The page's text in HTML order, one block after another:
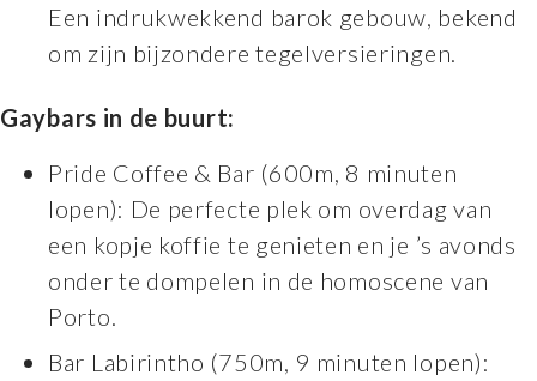
Een indrukwekkend barok gebouw, bekend
om zijn bijzondere tegelversieringen.
Gaybars in de buurt:
Pride Coffee & Bar (600m, 8 minuten
lopen): De perfecte plek om overdag van
een kopje koffie te genieten en je ’s avonds
onder te dompelen in de homoscene van
Porto.
Bar Labirintho (750m, 9 minuten lopen):